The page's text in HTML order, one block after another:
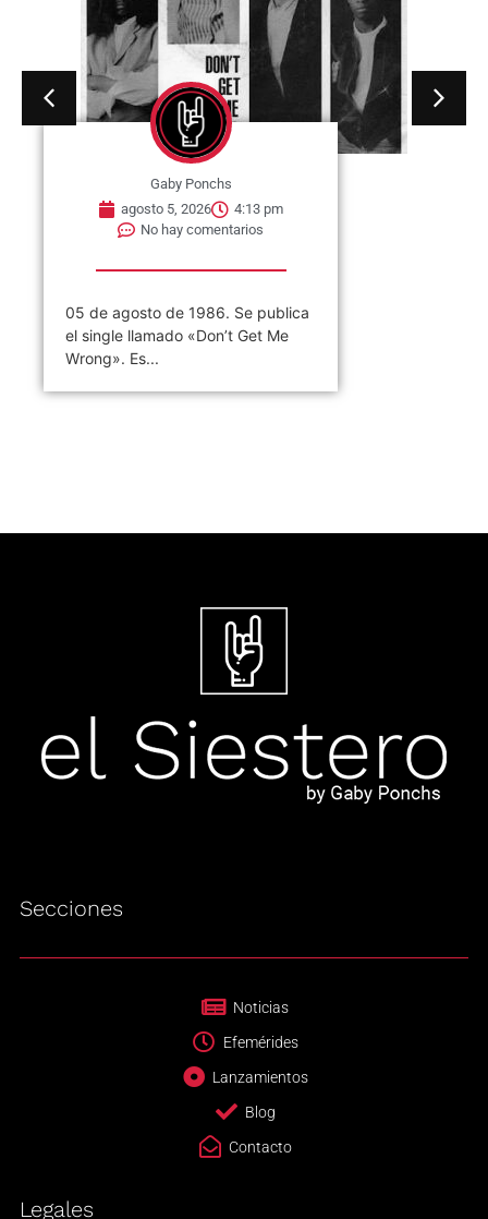
05 de agosto de 1997. Se publica
el single «Hole in My Soul». Es
una...
Secciones
Noticias
Efemérides
Lanzamientos
Blog
Contacto
Legales